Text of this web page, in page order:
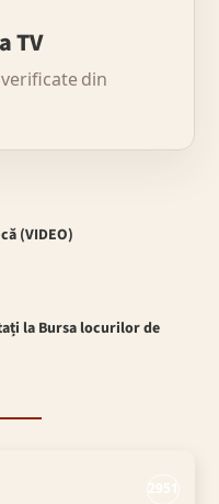
TV
din
(VIDEO)
la Bursa locurilor de